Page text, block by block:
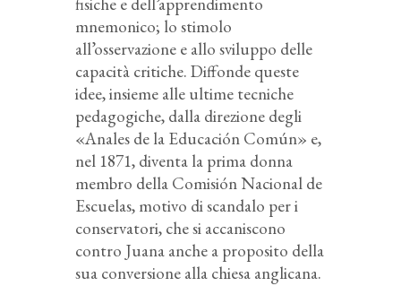
mnemonico; lo stimolo
all’osservazione e allo sviluppo delle
capacità critiche. Diffonde queste
idee, insieme alle ultime tecniche
pedagogiche, dalla direzione degli
«Anales de la Educación Común» e,
nel 1871, diventa la prima donna
membro della Comisión Nacional de
Escuelas, motivo di scandalo per i
conservatori, che si accaniscono
contro Juana anche a proposito della
sua conversione alla chiesa anglicana.